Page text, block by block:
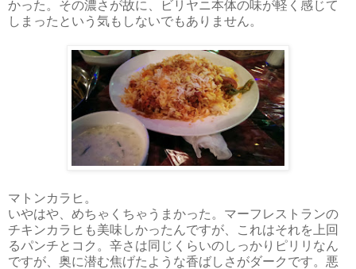
かった。その濃さが故に、ビリヤニ本体の味が軽く感じて
しまったという気もしないでもありません。
マトンカラヒ。
いやはや、めちゃくちゃうまかった。マーフレストランの
チキンカラヒも美味しかったんですが、これはそれを上回
るパンチとコク。辛さは同じくらいのしっかりピリリなん
ですが、奥に潜む焦げたような香ばしさがダークです。悪